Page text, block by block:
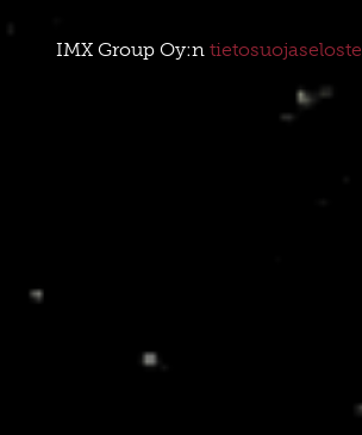
IMX Group Oy:n tietosuojaseloste